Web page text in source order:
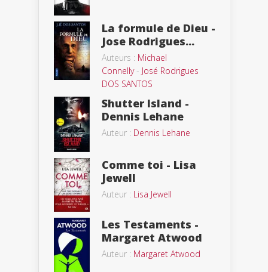
La formule de Dieu -
Jose Rodrigues...
Auteurs : Michael
Connelly- José Rodrigues
DOS SANTOS
Shutter Island -
Dennis Lehane
Auteur : Dennis Lehane
Comme toi - Lisa
Jewell
Auteur : Lisa Jewell
Les Testaments -
Margaret Atwood
Auteur : Margaret Atwood